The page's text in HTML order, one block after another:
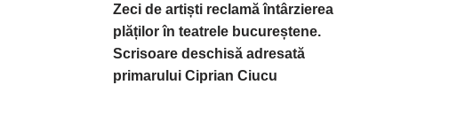
Zeci de artiști reclamă întârzierea
plăților în teatrele bucureștene.
Scrisoare deschisă adresată
primarului Ciprian Ciucu